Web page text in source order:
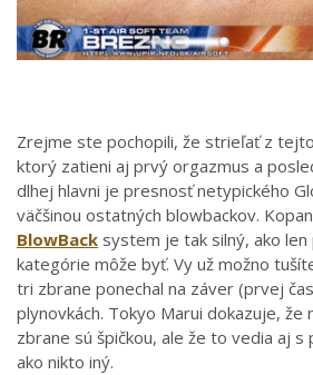
Zrejme ste pochopili, že strieľať z
ktorý zatieni aj prvý orgazmus a
dlhej hlavni je presnosť netypického
väčšinou ostatných blowbackov.
BlowBack system je tak silný, ako
kategórie môže byť. Vy už možno
tri zbrane ponechal na záver (prvej
plynovkách. Tokyo Marui dokazuje, že
zbrane sú špičkou, ale že to vedia aj s
ako nikto iný.